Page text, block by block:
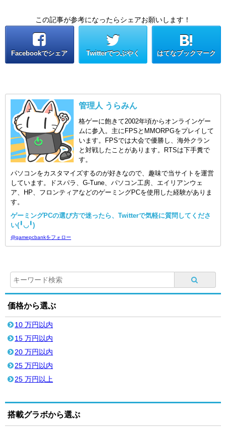
この記事が参考になったらシェアお願いします！
Facebookでシェア Twitterでつぶやく はてなブックマーク
管理人 うらみん
格ゲーに飽きて2002年頃からオンラインゲー
ムに参入。主にFPSとMMORPGをプレイして
います。FPSでは大会で優勝し、海外クラン
と対戦したことがあります。RTSは下手糞で
す。
パソコンをカスタマイズするのが好きなので、趣味で当サイトを運営
しています。ドスパラ、G-Tune、パソコン工房、エイリアンウェ
ア、HP、フロンティアなどのゲーミングPCを使用した経験がありま
す。
ゲーミングPCの選び方で迷ったら、Twitterで気軽に質問してくださ
い(╹◡╹)
@gamepcbankをフォロー
価格から選ぶ
10 万円以内
15 万円以内
20 万円以内
25 万円以内
25 万円以上
搭載グラボから選ぶ